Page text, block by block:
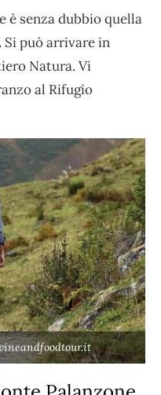
è senza dubbio quella
Si può arrivare in
Natura. Vi
al Rifugio